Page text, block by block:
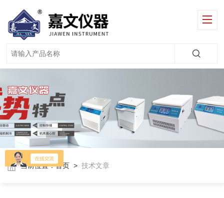
当前位置：首页 >技术文章